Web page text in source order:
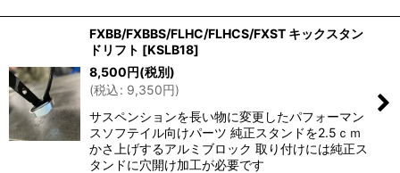
FXBB/FXBBS/FLHC/FLHCS/FXST キックスタン
ドリフト [KSLB18]
8,500円(税別)
(税込: 9,350円)
サスペンションを長い物に変更したパフォーマン
スソフテイル向けパーツ 純正スタンドを2.5ｃｍ
かさ上げするアルミブロック 取り付けには純正ス
タンドに穴開け加工が必要です